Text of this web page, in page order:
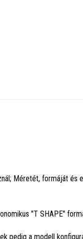
Méretét, formáját és
"T SHAPE"
pedig a modell